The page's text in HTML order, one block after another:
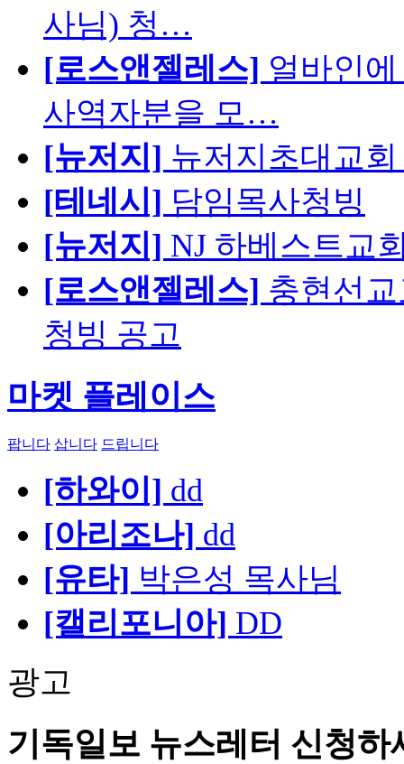
사님) 청…
[로스앤젤레스] 얼바인
사역자분을 모…
[뉴저지] 뉴저지초대교
[테네시] 담임목사청빙
[뉴저지] NJ 하베스트교
[로스앤젤레스] 충현선
청빙 공고
마켓 플레이스
팝니다 삽니다 드립니다
[하와이] dd
[아리조나] dd
[유타] 박은성 목사님
[캘리포니아] DD
광고
기독일보 뉴스레터 신청하